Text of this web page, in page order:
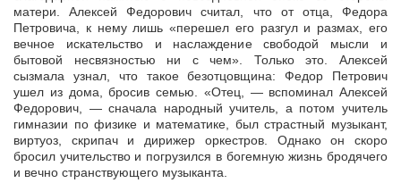
матери. Алексей Федорович считал, что от отца, Федора
Петровича, к нему лишь «перешел его разгул и размах, его
вечное искательство и наслаждение свободой мысли и
бытовой несвязностью ни с чем». Только это. Алексей
сызмала узнал, что такое безотцовщина: Федор Петрович
ушел из дома, бросив семью. «Отец, — вспоминал Алексей
Федорович, — сначала народный учитель, а потом учитель
гимназии по физике и математике, был страстный музыкант,
виртуоз, скрипач и дирижер оркестров. Однако он скоро
бросил учительство и погрузился в богемную жизнь бродячего
и вечно странствующего музыканта.